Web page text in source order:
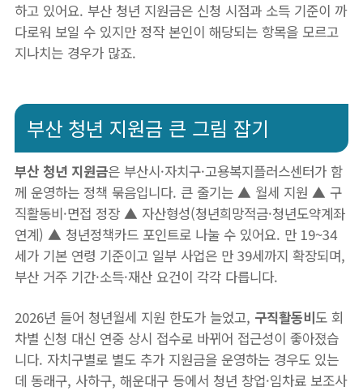
하고 있어요. 부산 청년 지원금은 신청 시점과 소득 기준이 까
다로워 보일 수 있지만 정작 본인이 해당되는 항목을 모르고
지나치는 경우가 많죠.
부산 청년 지원금 큰 그림 잡기
부산 청년 지원금은 부산시·자치구·고용복지플러스센터가 함
께 운영하는 정책 묶음입니다. 큰 줄기는 ▲ 월세 지원 ▲ 구
직활동비·면접 정장 ▲ 자산형성(청년희망적금·청년도약계좌
연계) ▲ 청년정책카드 포인트로 나눌 수 있어요. 만 19~34
세가 기본 연령 기준이고 일부 사업은 만 39세까지 확장되며,
부산 거주 기간·소득·재산 요건이 각각 다릅니다.
2026년 들어 청년월세 지원 한도가 늘었고, 구직활동비도 회
차별 신청 대신 연중 상시 접수로 바뀌어 접근성이 좋아졌습
니다. 자치구별로 별도 추가 지원금을 운영하는 경우도 있는
데 동래구, 사하구, 해운대구 등에서 청년 창업·임차료 보조사